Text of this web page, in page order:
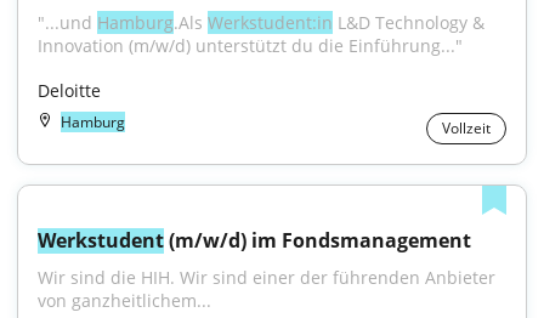
"...und Hamburg.Als Werkstudent:in L&D Technology &
Innovation (m/w/d) unterstützt du die Einführung..."
Deloitte
Hamburg Vollzeit
Werkstudent (m/w/d) im Fondsmanagement
Wir sind die HIH. Wir sind einer der füh­ren­den An­bie­ter
von ganz­heit­li­chem...